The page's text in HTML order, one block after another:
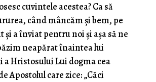
cuvintele acestea? Ca să
când mâncăm şi bem, pe
şi a înviat pentru noi şi aşa să ne
neapărat înaintea lui
a Hristosului Lui dogma cea
Apostolul care zice: „Căci